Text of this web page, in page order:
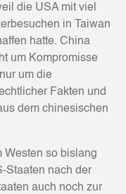
die USA mit viel
in Taiwan
hatte. China
um Kompromisse
um die
Fakten und
dem chinesischen
Westen so bislang
Staaten nach der
auch noch zur